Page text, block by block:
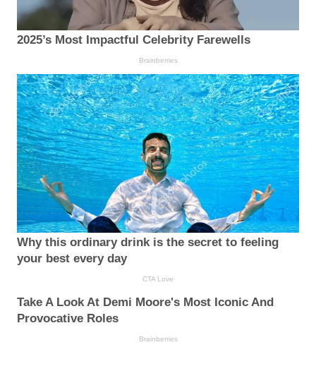
2025’s Most Impactful Celebrity Farewells
Brainberries
Why this ordinary drink is the secret to feeling
your best every day
CTA Love
Take A Look At Demi Moore's Most Iconic And
Provocative Roles
Brainberries